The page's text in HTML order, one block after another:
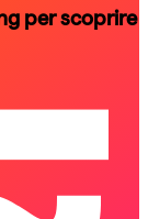
per scoprire